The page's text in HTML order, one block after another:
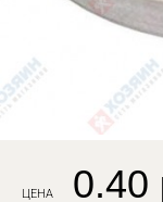
ЦЕНА 0.40